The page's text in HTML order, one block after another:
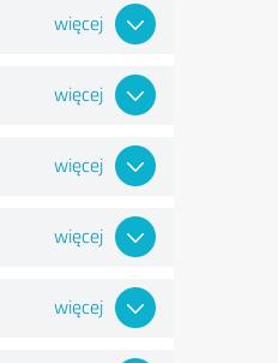
więcej
więcej
więcej
więcej
więcej